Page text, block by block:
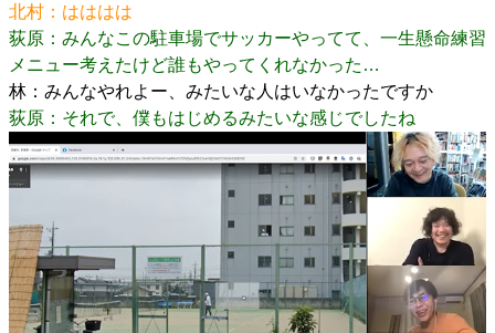
北村：はははは
荻原：みんなこの駐車場でサッカーやってて、一生懸命練習
メニュー考えたけど誰もやってくれなかった…
林：みんなやれよー、みたいな人はいなかったですか
荻原：それで、僕もはじめるみたいな感じでしたね